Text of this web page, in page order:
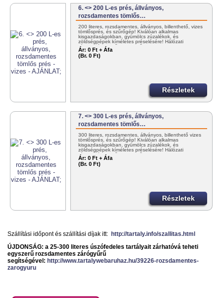
6. <> 200 L-es prés, állványos,
rozsdamentes tömlős…
200 literes, rozsdamentes, állványos, billenthető, vizes
tömlősprés, és szűrőgép! Kiválóan alkalmas
kisgazdaságokban, gyümölcs zúzalékok, és
zöldségpépek kíméletes préselésére! Hálózati
víznyomással működtethető!…
Ár: 0 Ft + Áfa
(Br. 0 Ft)
Részletek
7. <> 300 L-es prés, állványos,
rozsdamentes tömlős…
300 literes, rozsdamentes, állványos, billenthető vizes
tömlősprés, és szűrőgép! Kiválóan alkalmas
kisgazdaságokban, gyümölcs zúzalékok, és
zöldségpépek kíméletes préselésére! Hálózati
víznyomással működtethető!…
Ár: 0 Ft + Áfa
(Br. 0 Ft)
Részletek
Szállítási időpont és szállítási díjak itt: http://tartaly.info/szallitas.html
ÚJDONSÁG: a 25-300 literes úszófedeles tartályait zárhatóvá teheti
egyszerű rozsdamentes zárógyűrű
segítségével: http://www.tartalywebaruhaz.hu/39226-rozsdamentes-
zarogyuru